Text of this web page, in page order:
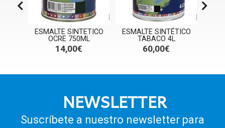
ESMALTE SINTETICO
OCRE 750ML
14,00€
ESMALTE SINTÉTICO
TABACO 4L
60,00€
NEWSLETTER
Suscríbete a nuestro newsletter para